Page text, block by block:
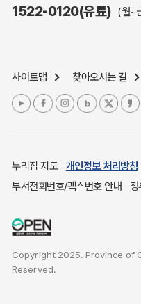
주민참여예산제도
여성복지
장애인 복지시책
귀농귀촌종합지원센터
부동산중개보수 안내
1522-0120(유료) (월~
사이트맵 찾아오시는 길
누리집 지도 개인정보 처리방침
부서전화번호/팩스번호 안내
정
Copyright 2025. Province of
Reserved.